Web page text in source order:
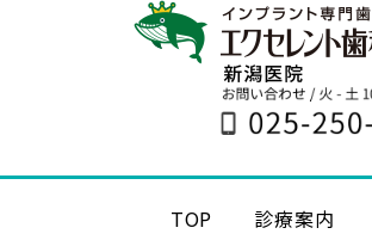
TOP 診療案内